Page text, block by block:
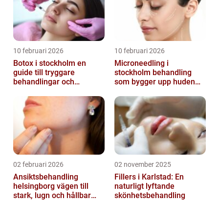
10 februari 2026
Botox i stockholm en
guide till tryggare
behandlingar och
10 februari 2026
Microneedling i
stockholm behandling
som bygger upp huden
02 februari 2026
Ansiktsbehandling
helsingborg vägen till
stark, lugn och hållbar
02 november 2025
Fillers i Karlstad: En
naturligt lyftande
skönhetsbehandling